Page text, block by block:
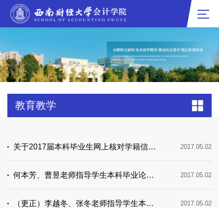
教育教学
关于2017届本科毕业生网上核对学籍信息的通知 2017.05.02
何本芳、曹昱老师指导学生本科毕业论文答辩时间、地点安排 2017.05.02
（更正）李越冬、张冬老师指导学生本科毕业论文答辩时间、地点及学生名单 2017.05.02